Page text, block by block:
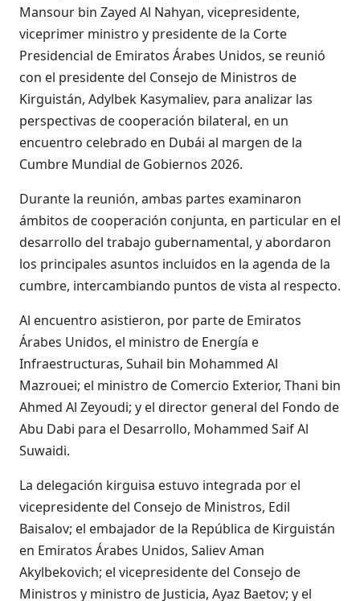
Mansour bin Zayed Al Nahyan, vicepresidente,
viceprimer ministro y presidente de la Corte
Presidencial de Emiratos Árabes Unidos, se reunió
con el presidente del Consejo de Ministros de
Kirguistán, Adylbek Kasymaliev, para analizar las
perspectivas de cooperación bilateral, en un
encuentro celebrado en Dubái al margen de la
Cumbre Mundial de Gobiernos 2026.
Durante la reunión, ambas partes examinaron
ámbitos de cooperación conjunta, en particular en el
desarrollo del trabajo gubernamental, y abordaron
los principales asuntos incluidos en la agenda de la
cumbre, intercambiando puntos de vista al respecto.
Al encuentro asistieron, por parte de Emiratos
Árabes Unidos, el ministro de Energía e
Infraestructuras, Suhail bin Mohammed Al
Mazrouei; el ministro de Comercio Exterior, Thani bin
Ahmed Al Zeyoudi; y el director general del Fondo de
Abu Dabi para el Desarrollo, Mohammed Saif Al
Suwaidi.
La delegación kirguisa estuvo integrada por el
vicepresidente del Consejo de Ministros, Edil
Baisalov; el embajador de la República de Kirguistán
en Emiratos Árabes Unidos, Saliev Aman
Akylbekovich; el vicepresidente del Consejo de
Ministros y ministro de Justicia, Ayaz Baetov; y el